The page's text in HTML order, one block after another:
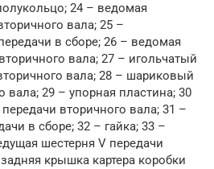
24 – ведомая
вала; 25 –
в сборе; 26 – ведомая
вала; 27 – игольчатый
вала; 28 – шариковый
вала; 29 – упорная пластина; 30
вторичного вала; 31 –
в сборе; 32 – гайка; 33 –
шестерня V передачи
крышка картера коробки